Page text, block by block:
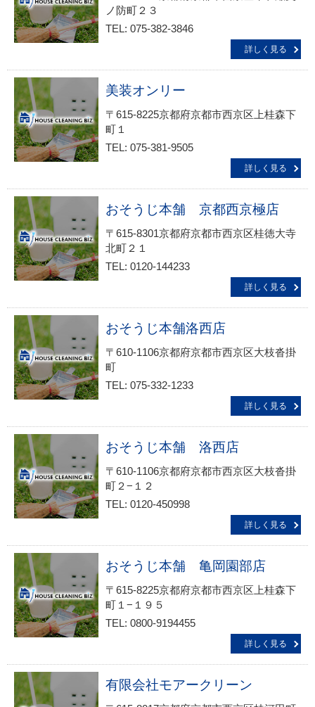
ノ防町２３
TEL: 075-382-3846
詳しく見る
美装オンリー
〒615-8225京都府京都市西京区上桂森下
町１
TEL: 075-381-9505
詳しく見る
おそうじ本舗 京都西京極店
〒615-8301京都府京都市西京区桂徳大寺
北町２１
TEL: 0120-144233
詳しく見る
おそうじ本舗洛西店
〒610-1106京都府京都市西京区大枝沓掛
町
TEL: 075-332-1233
詳しく見る
おそうじ本舗 洛西店
〒610-1106京都府京都市西京区大枝沓掛
町２−１２
TEL: 0120-450998
詳しく見る
おそうじ本舗 亀岡園部店
〒615-8225京都府京都市西京区上桂森下
町１−１９５
TEL: 0800-9194455
詳しく見る
有限会社モアークリーン